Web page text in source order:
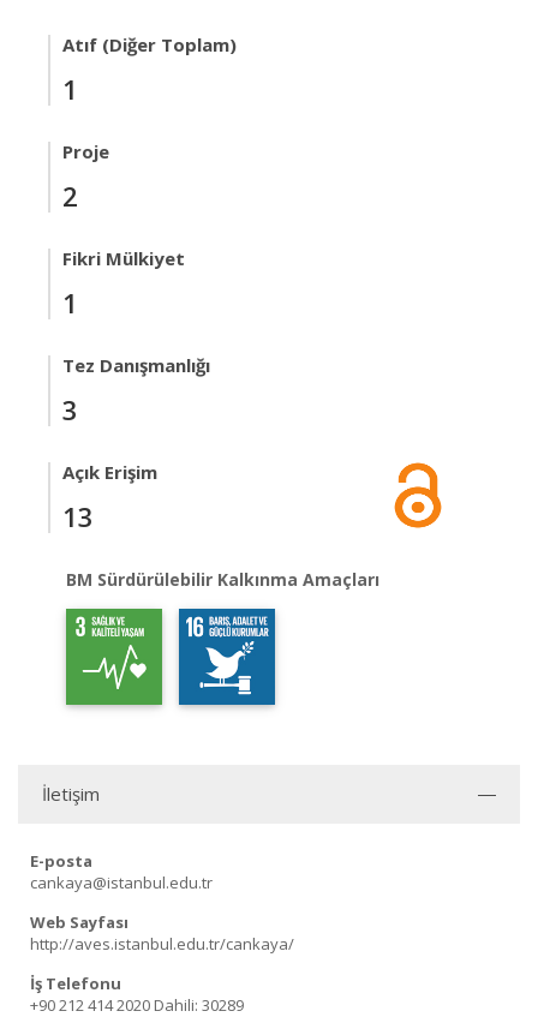
Atıf (Diğer Toplam)
1
Proje
2
Fikri Mülkiyet
1
Tez Danışmanlığı
3
Açık Erişim
13
BM Sürdürülebilir Kalkınma Amaçları
İletişim
E-posta
cankaya@istanbul.edu.tr
Web Sayfası
http://aves.istanbul.edu.tr/cankaya/
İş Telefonu
+90 212 414 2020 Dahili: 30289